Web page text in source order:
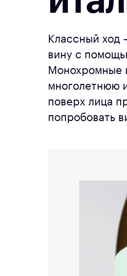
Классный ход
вину с
Монохромные
многолетнюю
поверх лица
попробовать